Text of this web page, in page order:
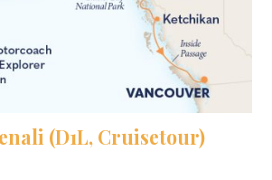
(D1L, Cruisetour)